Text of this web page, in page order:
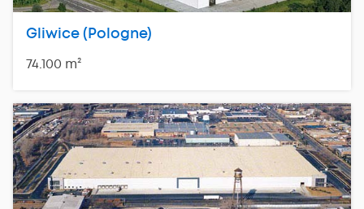
74.100 m²
Gliwice (Pologne)